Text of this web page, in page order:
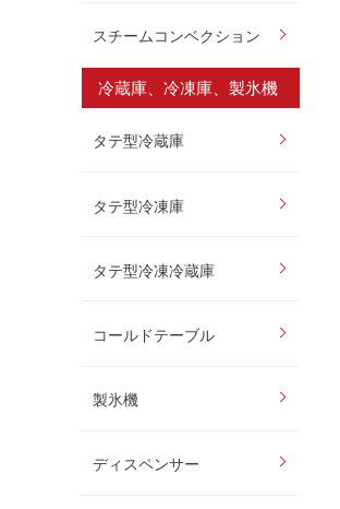
スチームコンベクション
冷蔵庫、冷凍庫、製氷機
タテ型冷蔵庫
タテ型冷凍庫
タテ型冷凍冷蔵庫
コールドテーブル
製氷機
ディスペンサー